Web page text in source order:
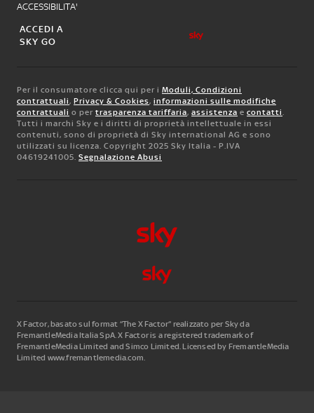
ACCESSIBILITA'
ACCEDI A
SKY GO
Per il consumatore clicca qui per i Moduli, Condizioni
contrattuali, Privacy & Cookies, informazioni sulle modifiche
contrattuali o per trasparenza tariffaria, assistenza e contatti.
Tutti i marchi Sky e i diritti di proprietà intellettuale in essi
contenuti, sono di proprietà di Sky international AG e sono
utilizzati su licenza. Copyright 2025 Sky Italia - P.IVA
04619241005. Segnalazione Abusi
X Factor, basato sul format “The X Factor” realizzato per Sky da
FremantleMedia Italia SpA.X Factor is a registered trademark of
FremantleMedia Limited and Simco Limited. Licensed by FremantleMedia
Limited www.fremantlemedia.com.